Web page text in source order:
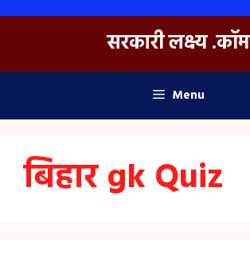
Skip
सरकारी लक्ष्य .कॉम
Menu
बिहार gk Quiz